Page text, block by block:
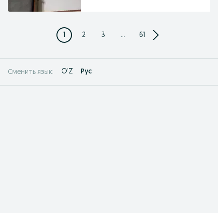
1 2 3 ... 61
Сменить язык: O'Z Рус